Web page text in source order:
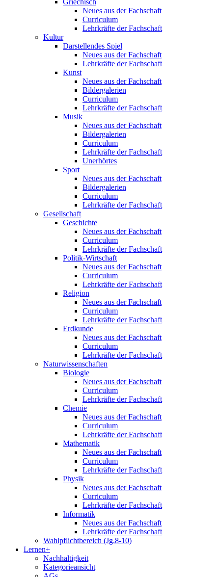
Griechisch
Neues aus der Fachschaft
Curriculum
Lehrkräfte der Fachschaft
Kultur
Darstellendes Spiel
Neues aus der Fachschaft
Lehrkräfte der Fachschaft
Kunst
Neues aus der Fachschaft
Bildergalerien
Curriculum
Lehrkräfte der Fachschaft
Musik
Neues aus der Fachschaft
Bildergalerien
Curriculum
Lehrkräfte der Fachschaft
Unerhörtes
Sport
Neues aus der Fachschaft
Bildergalerien
Curriculum
Lehrkräfte der Fachschaft
Gesellschaft
Geschichte
Neues aus der Fachschaft
Curriculum
Lehrkräfte der Fachschaft
Politik-Wirtschaft
Neues aus der Fachschaft
Curriculum
Lehrkräfte der Fachschaft
Religion
Neues aus der Fachschaft
Curriculum
Lehrkräfte der Fachschaft
Erdkunde
Neues aus der Fachschaft
Curriculum
Lehrkräfte der Fachschaft
Naturwissenschaften
Biologie
Neues aus der Fachschaft
Curriculum
Lehrkräfte der Fachschaft
Chemie
Neues aus der Fachschaft
Curriculum
Lehrkräfte der Fachschaft
Mathematik
Neues aus der Fachschaft
Curriculum
Lehrkräfte der Fachschaft
Physik
Neues aus der Fachschaft
Curriculum
Lehrkräfte der Fachschaft
Informatik
Neues aus der Fachschaft
Lehrkräfte der Fachschaft
Wahlpflichtbereich (Jg.8-10)
Lernen+
Nachhaltigkeit
Kategorieansicht